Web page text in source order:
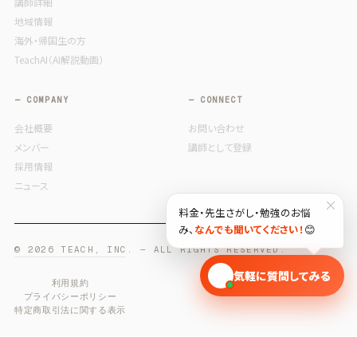
地域情報
海外・帰国生の方
TeachAI（AI解説動画）
— COMPANY
会社概要
メンバー
採用情報
ニュース
— CONNECT
お問い合わせ
講師として登録
© 2026 TEACH, INC. — ALL RIGHTS RESERVED.
利用規約
プライバシーポリシー
特定商取引法に関する表示
×
料金・先生さがし・勉強のお悩
み、 なんでも聞いてください！ 😊
🎓 気軽に質問してみる